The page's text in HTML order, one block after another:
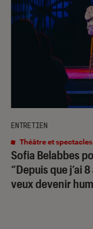
Sofia Belabbes
“Depuis que j’ai
veux devenir
ENTRETIEN
Théâtre et spectacles